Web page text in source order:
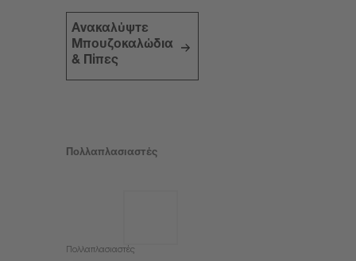
Ανακαλύψτε
Μπουζοκαλώδια
& Πίπες
Πολλαπλασιαστές
Πολλαπλασιαστές